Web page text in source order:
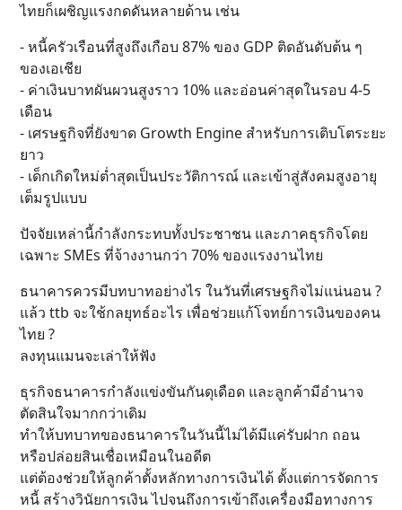
ไทยก็เผชิญแรงกดดันหลายด้าน เช่น
- หนี้ครัวเรือนที่สูงถึงเกือบ 87% ของ GDP ติดอันดับต้น ๆ
ของเอเชีย
- ค่าเงินบาทผันผวนสูงราว 10% และอ่อนค่าสุดในรอบ 4-5
เดือน
- เศรษฐกิจที่ยังขาด Growth Engine สำหรับการเติบโตระยะ
ยาว
- เด็กเกิดใหม่ต่ำสุดเป็นประวัติการณ์ และเข้าสู่สังคมสูงอายุ
เต็มรูปแบบ
ปัจจัยเหล่านี้กำลังกระทบทั้งประชาชน และภาคธุรกิจโดย
เฉพาะ SMEs ที่จ้างงานกว่า 70% ของแรงงานไทย
ธนาคารควรมีบทบาทอย่างไร ในวันที่เศรษฐกิจไม่แน่นอน ?
แล้ว ttb จะใช้กลยุทธ์อะไร เพื่อช่วยแก้โจทย์การเงินของคน
ไทย ?
ลงทุนแมนจะเล่าให้ฟัง
ธุรกิจธนาคารกำลังแข่งขันกันดุเดือด และลูกค้ามีอำนาจ
ตัดสินใจมากกว่าเดิม
ทำให้บทบาทของธนาคารในวันนี้ไม่ได้มีแค่รับฝาก ถอน
หรือปล่อยสินเชื่อเหมือนในอดีต
แต่ต้องช่วยให้ลูกค้าตั้งหลักทางการเงินได้ ตั้งแต่การจัดการ
หนี้ สร้างวินัยการเงิน ไปจนถึงการเข้าถึงเครื่องมือทางการ